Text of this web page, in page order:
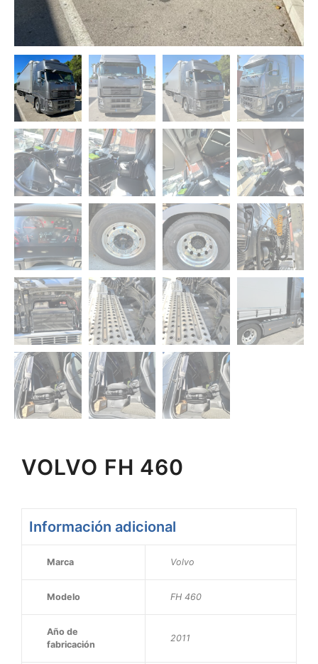
VOLVO FH 460
Información adicional
Marca Volvo
Modelo FH 460
Año de
fabricación
2011